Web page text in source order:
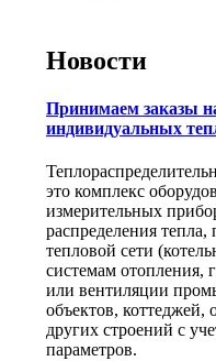
Новости
Принимаем заказы
индивидуальных
это комплекс
измерительных
распределения
тепловой сети
системам отопления,
или вентиляции
объектов, коттеджей,
других строений с
параметров.